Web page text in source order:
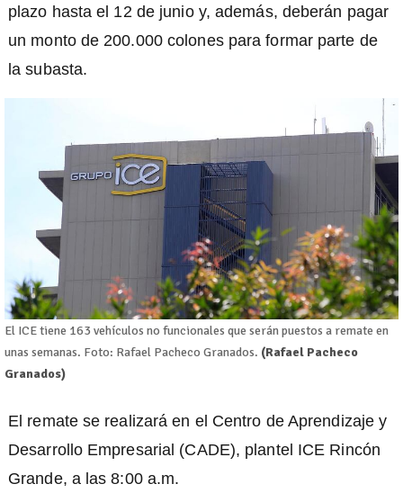
plazo hasta el 12 de junio y, además, deberán pagar
un monto de 200.000 colones para formar parte de
la subasta.
El ICE tiene 163 vehículos no funcionales que serán puestos a remate en
unas semanas. Foto: Rafael Pacheco Granados. (Rafael Pacheco
Granados)
El remate se realizará en el Centro de Aprendizaje y
Desarrollo Empresarial (CADE), plantel ICE Rincón
Grande, a las 8:00 a.m.